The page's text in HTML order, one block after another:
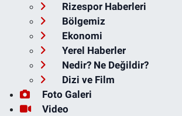
Rizespor Haberleri
Bölgemiz
Ekonomi
Yerel Haberler
Nedir? Ne Değildir?
Dizi ve Film
Foto Galeri
Video